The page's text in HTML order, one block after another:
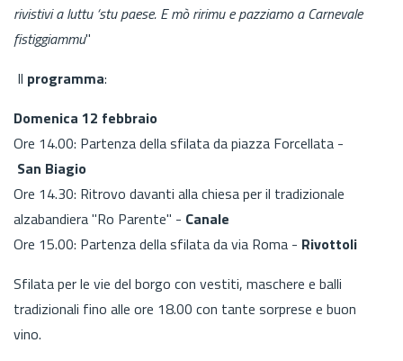
rivistivi a luttu ‘stu paese. E mò ririmu e pazziamo a Carnevale
fistiggiammu"
Il programma:
Domenica 12 febbraio
Ore 14.00: Partenza della sfilata da piazza Forcellata -
San Biagio
Ore 14.30: Ritrovo davanti alla chiesa per il tradizionale
alzabandiera "Ro Parente" - Canale
Ore 15.00: Partenza della sfilata da via Roma - Rivottoli
Sfilata per le vie del borgo con vestiti, maschere e balli
tradizionali fino alle ore 18.00 con tante sorprese e buon
vino.